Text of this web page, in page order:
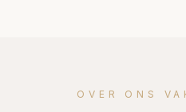
OVER ONS